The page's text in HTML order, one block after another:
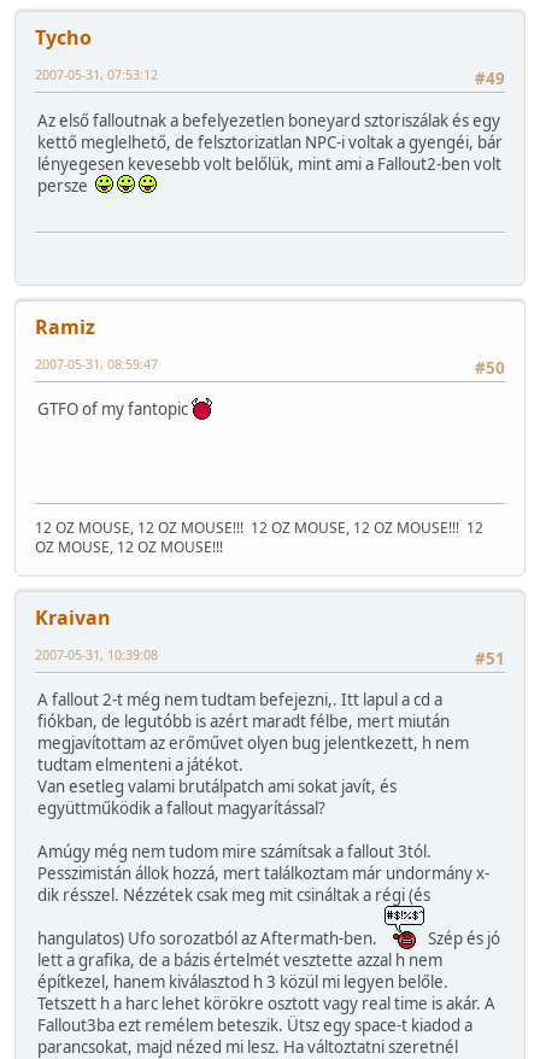
Tycho
#49
2007-05-31, 07:53:12
Az első falloutnak a befelyezetlen boneyard sztoriszálak és egy
kettő meglelhető, de felsztorizatlan NPC-i voltak a gyengéi, bár
lényegesen kevesebb volt belőlük, mint ami a Fallout2-ben volt
persze
Ramiz
#50
2007-05-31, 08:59:47
GTFO of my fantopic
12 OZ MOUSE, 12 OZ MOUSE!!! 12 OZ MOUSE, 12 OZ MOUSE!!! 12
OZ MOUSE, 12 OZ MOUSE!!!
Kraivan
#51
2007-05-31, 10:39:08
A fallout 2-t még nem tudtam befejezni,. Itt lapul a cd a
fiókban, de legutóbb is azért maradt félbe, mert miután
megjavítottam az erőművet olyen bug jelentkezett, h nem
tudtam elmenteni a játékot.
Van esetleg valami brutálpatch ami sokat javít, és
együttműködik a fallout magyarítással?
Amúgy még nem tudom mire számítsak a fallout 3tól.
Pesszimistán állok hozzá, mert találkoztam már undormány x-
dik résszel. Nézzétek csak meg mit csináltak a régi (és
hangulatos) Ufo sorozatból az Aftermath-ben.
Szép és jó
lett a grafika, de a bázis értelmét vesztette azzal h nem
építkezel, hanem kiválasztod h 3 közül mi legyen belőle.
Tetszett h a harc lehet körökre osztott vagy real time is akár. A
Fallout3ba ezt remélem beteszik. Ütsz egy space-t kiadod a
parancsokat, majd nézed mi lesz. Ha változtatni szeretnél